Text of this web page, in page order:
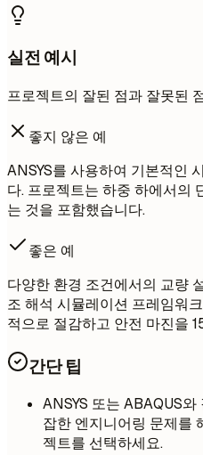
실전 예시
프로젝트의 잘된 점과 잘못된
좋지 않은 예
ANSYS를 사용하여 기본적인
다. 프로젝트는 하중 하에서의
는 것을 포함했습니다.
좋은 예
다양한 환경 조건에서의 교량
조 해석 시뮬레이션 프레임워
적으로 절감하고 안전 마진을
간단 팁
ANSYS 또는 ABAQUS
잡한 엔지니어링 문제를
젝트를 선택하세요.